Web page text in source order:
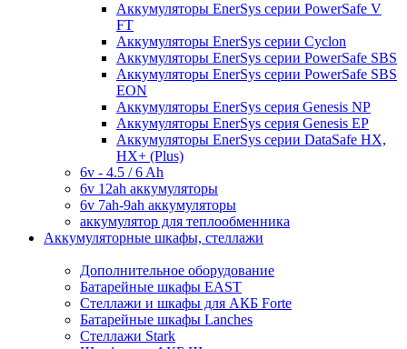
Аккумуляторы EnerSys серии PowerSafe V
FT
Аккумуляторы EnerSys серии Cyclon
Аккумуляторы EnerSys серии PowerSafe SBS
Аккумуляторы EnerSys серии PowerSafe SBS
EON
Аккумуляторы EnerSys серия Genesis NP
Аккумуляторы EnerSys серия Genesis EP
Аккумуляторы EnerSys серии DataSafe HX,
HX+ (Plus)
6v - 4.5 / 6 Ah
6v 12ah аккумуляторы
6v 7ah-9ah аккумуляторы
аккумулятор для теплообменника
Аккумуляторные шкафы, стеллажи
Дополнительное оборудование
Батарейные шкафы EAST
Стеллажи и шкафы для АКБ Forte
Батарейные шкафы Lanches
Стеллажи Stark